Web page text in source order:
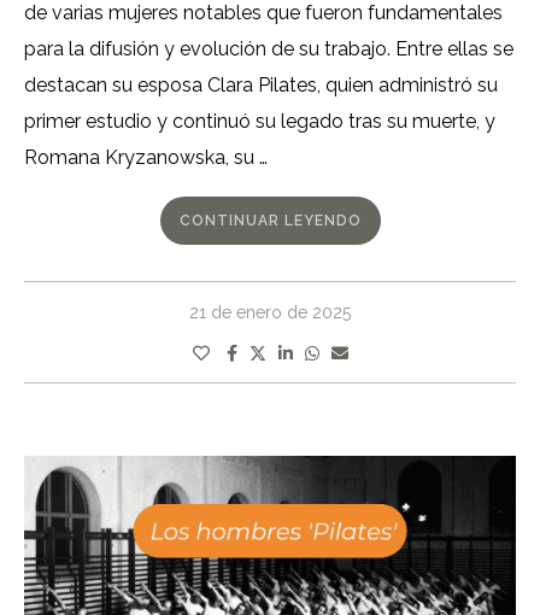
de varias mujeres notables que fueron fundamentales
para la difusión y evolución de su trabajo. Entre ellas se
destacan su esposa Clara Pilates, quien administró su
primer estudio y continuó su legado tras su muerte, y
Romana Kryzanowska, su …
CONTINUAR LEYENDO
21 de enero de 2025